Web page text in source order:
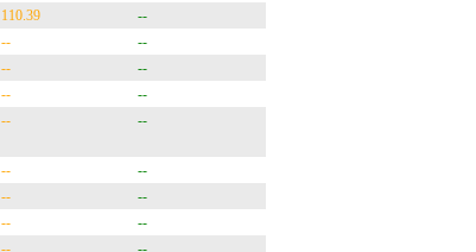
110.39
--
--
--
--
--
--
--
-- --
--
--
--
--
--
--
--
--